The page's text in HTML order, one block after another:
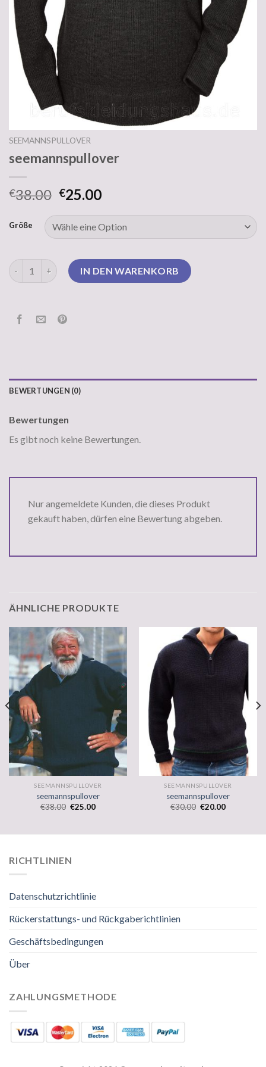
SEEMANNSPULLOVER
seemannspullover
€38.00 €25.00
Größe
seemannspullover MengeIN DEN WARENKORB
BEWERTUNGEN (0)
Bewertungen
Es gibt noch keine Bewertungen.
Nur angemeldete Kunden, die dieses Produkt
gekauft haben, dürfen eine Bewertung abgeben.
ÄHNLICHE PRODUKTE
SEEMANNSPULLOVER
seemannspullover
€38.00 €25.00
SEEMANNSPULLOVER
seemannspullover
€30.00 €20.00
RICHTLINIEN
Datenschutzrichtlinie
Rückerstattungs- und Rückgaberichtlinien
Geschäftsbedingungen
Über
ZAHLUNGSMETHODE